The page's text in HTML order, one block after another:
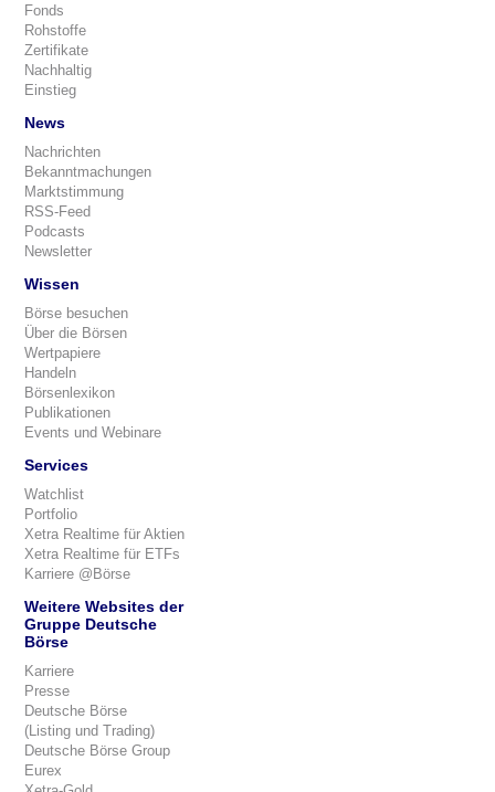
Fonds
Rohstoffe
Zertifikate
Nachhaltig
Einstieg
News
Nachrichten
Bekanntmachungen
Marktstimmung
RSS-Feed
Podcasts
Newsletter
Wissen
Börse besuchen
Über die Börsen
Wertpapiere
Handeln
Börsenlexikon
Publikationen
Events und Webinare
Services
Watchlist
Portfolio
Xetra Realtime für Aktien
Xetra Realtime für ETFs
Karriere @Börse
Weitere Websites der
Gruppe Deutsche
Börse
Karriere
Presse
Deutsche Börse
(Listing und Trading)
Deutsche Börse Group
Eurex